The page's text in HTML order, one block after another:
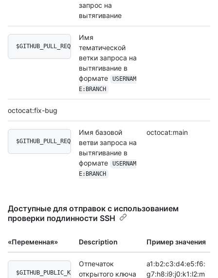
запрос на
вытягивание
$GITHUB_PULL_REQUEST_HEAD
Имя
тематической
ветки запроса на
вытягивание в
формате
USERNAM
E:BRANCH
octocat:fix-bug
$GITHUB_PULL_REQUEST_BASE
Имя базовой
ветви запроса на
вытягивание в
формате
USERNAM
E:BRANCH
octocat:main
Доступные для отправок с использованием
проверки подлинности SSH
«Переменная» Description Пример значения
$GITHUB_PUBLIC_KEY_FINGERPRINT
Отпечаток
открытого ключа
a1:b2:c3:d4:e5:f6:
g7:h8:i9:j0:k1:l2:m